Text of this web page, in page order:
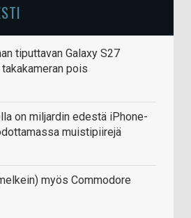
tiputtavan Galaxy S27
pois
on miljardin edestä iPhone-
muistipiirejä
myös Commodore